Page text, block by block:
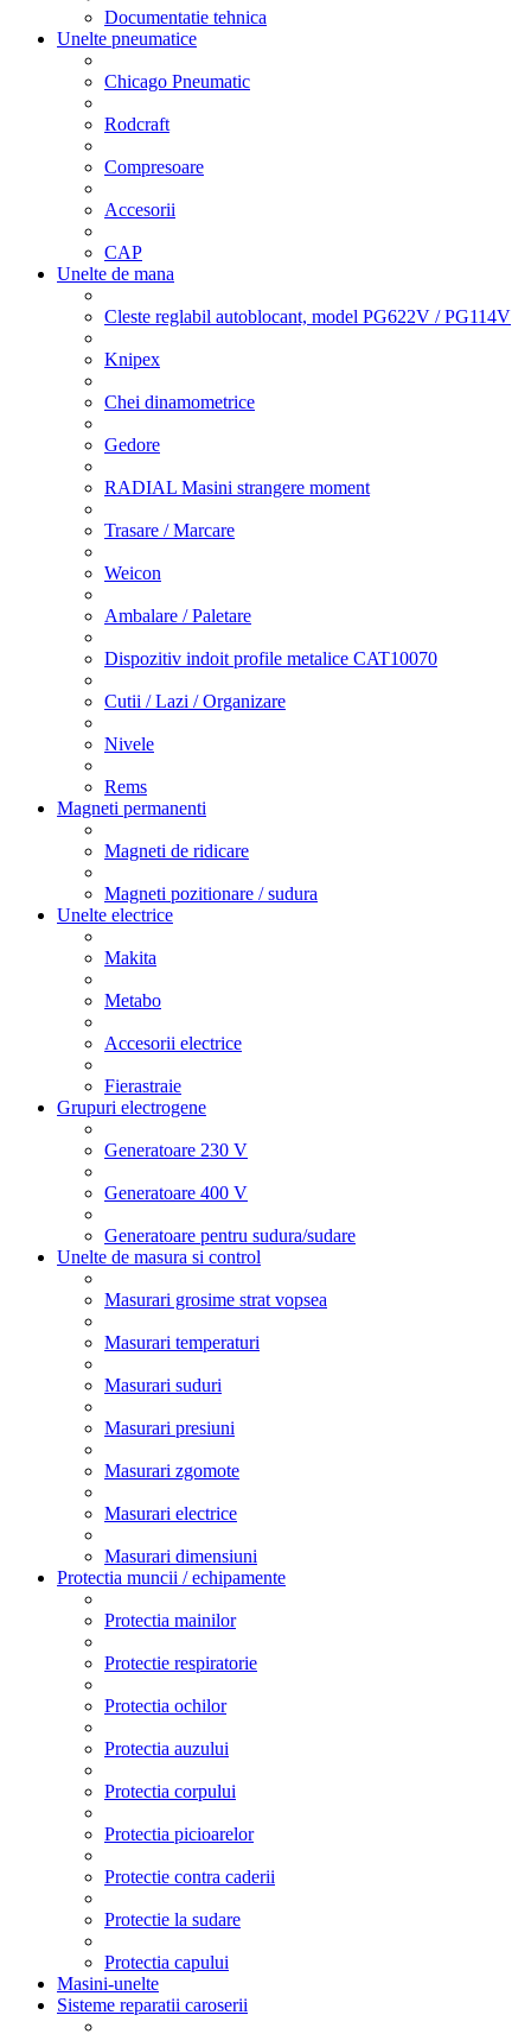
Documentatie tehnica
Unelte pneumatice
Chicago Pneumatic
Rodcraft
Compresoare
Accesorii
CAP
Unelte de mana
Cleste reglabil autoblocant, model PG622V / PG114V
Knipex
Chei dinamometrice
Gedore
RADIAL Masini strangere moment
Trasare / Marcare
Weicon
Ambalare / Paletare
Dispozitiv indoit profile metalice CAT10070
Cutii / Lazi / Organizare
Nivele
Rems
Magneti permanenti
Magneti de ridicare
Magneti pozitionare / sudura
Unelte electrice
Makita
Metabo
Accesorii electrice
Fierastraie
Grupuri electrogene
Generatoare 230 V
Generatoare 400 V
Generatoare pentru sudura/sudare
Unelte de masura si control
Masurari grosime strat vopsea
Masurari temperaturi
Masurari suduri
Masurari presiuni
Masurari zgomote
Masurari electrice
Masurari dimensiuni
Protectia muncii / echipamente
Protectia mainilor
Protectie respiratorie
Protectia ochilor
Protectia auzului
Protectia corpului
Protectia picioarelor
Protectie contra caderii
Protectie la sudare
Protectia capului
Masini-unelte
Sisteme reparatii caroserii